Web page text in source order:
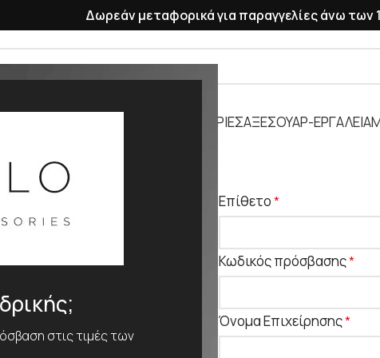
στις τιμές των
Δωρεάν μεταφορικά για παραγγελίες άνω των
ΜΠΑΤΑΡΙΕΣΑΞΕΣΟΥΑΡ-ΕΡΓΑΛΕΙΑ
Επίθετο*
Κωδικός πρόσβασης*
Όνομα Επιχείρησης*